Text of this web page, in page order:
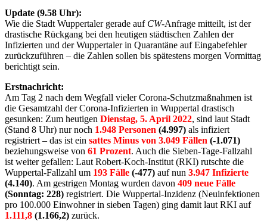
Update (9.58 Uhr):
Wie die Stadt Wuppertaler gerade auf CW-Anfrage mitteilt, ist der
drastische Rückgang bei den heutigen städtischen Zahlen der
Infizierten und der Wuppertaler in Quarantäne auf Eingabefehler
zurückzuführen – die Zahlen sollen bis spätestens morgen Vormittag
berichtigt sein.
Erstnachricht:
Am Tag 2 nach dem Wegfall vieler Corona-Schutzmaßnahmen ist
die Gesamtzahl der Corona-Infizierten in Wuppertal drastisch
gesunken: Zum heutigen Dienstag, 5. April 2022, sind laut Stadt
(Stand 8 Uhr) nur noch 1.948 Personen (4.997) als infiziert
registriert – das ist ein sattes Minus von 3.049 Fällen (-1.071)
beziehungsweise von 61 Prozent. Auch die Sieben-Tage-Fallzahl
ist weiter gefallen: Laut Robert-Koch-Institut (RKI) rutschte die
Wuppertal-Fallzahl um 193 Fälle (-477) auf nun 3.947 Infizierte
(4.140). Am gestrigen Montag wurden davon 409 neue Fälle
(Sonntag: 228) registriert. Die Wuppertal-Inzidenz (Neuinfektionen
pro 100.000 Einwohner in sieben Tagen) ging damit laut RKI auf
1.111,8 (1.166,2) zurück.